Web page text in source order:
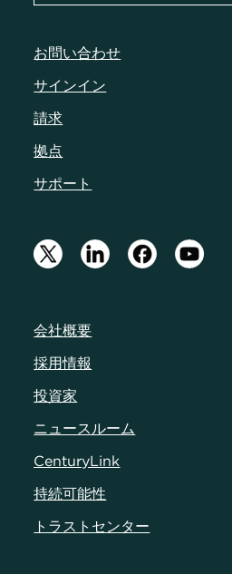
お問い合わせ
サインイン
請求
拠点
サポート
会社概要
採用情報
投資家
ニュースルーム
CenturyLink
持続可能性
トラストセンター